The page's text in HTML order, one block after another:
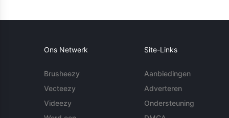
Ons Netwerk
Brusheezy
Vecteezy
Videezy
Site-Links
Aanbiedingen
Adverteren
Ondersteuning